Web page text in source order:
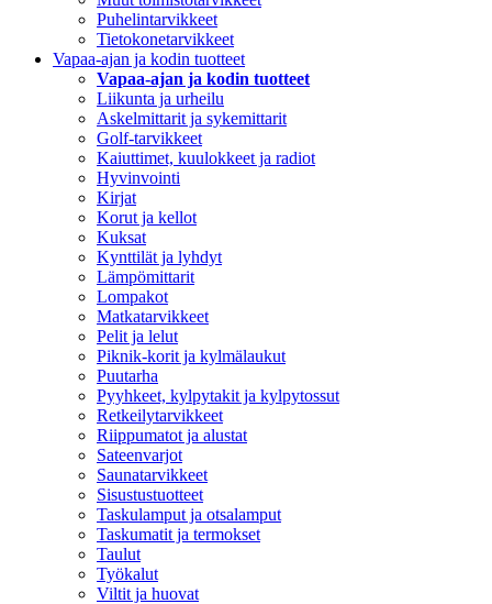
Puhelintarvikkeet
Tietokonetarvikkeet
Vapaa-ajan ja kodin tuotteet
Vapaa-ajan ja kodin tuotteet
Liikunta ja urheilu
Askelmittarit ja sykemittarit
Golf-tarvikkeet
Kaiuttimet, kuulokkeet ja radiot
Hyvinvointi
Kirjat
Korut ja kellot
Kuksat
Kynttilät ja lyhdyt
Lämpömittarit
Lompakot
Matkatarvikkeet
Pelit ja lelut
Piknik-korit ja kylmälaukut
Puutarha
Pyyhkeet, kylpytakit ja kylpytossut
Retkeilytarvikkeet
Riippumatot ja alustat
Sateenvarjot
Saunatarvikkeet
Sisustustuotteet
Taskulamput ja otsalamput
Taskumatit ja termokset
Taulut
Työkalut
Viltit ja huovat